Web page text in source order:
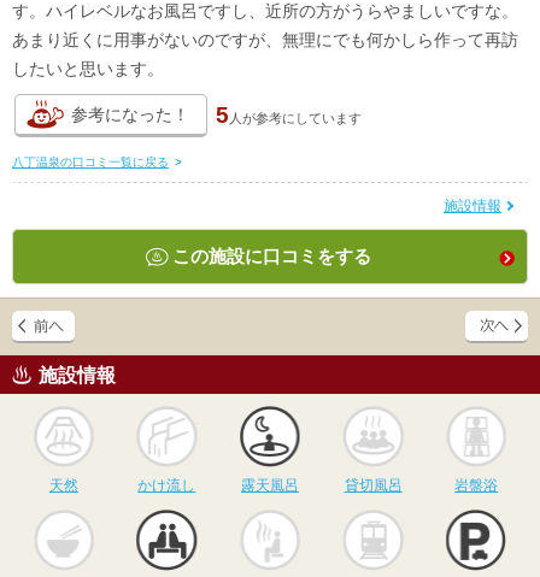
す。ハイレベルなお風呂ですし、近所の方がうらやましいですな。
あまり近くに用事がないのですが、無理にでも何かしら作って再訪
したいと思います。
参考になった！ 5 人が参考にしています
八丁温泉の口コミ一覧に戻る >
施設情報
この施設に口コミをする
施設情報
天然
かけ流し
かけ流し
露天風呂
露天風呂
貸切風呂
貸切風呂 岩盤浴
サウナ